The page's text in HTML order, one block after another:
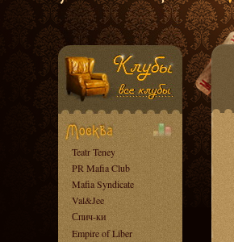
Teatr Teney
PR Mafia Club
Mafia Syndicate
Val&Jee
Спич-ки
Empire of Liber